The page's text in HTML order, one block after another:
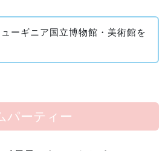
ーギニア国立博物館・美術館を
パーティー